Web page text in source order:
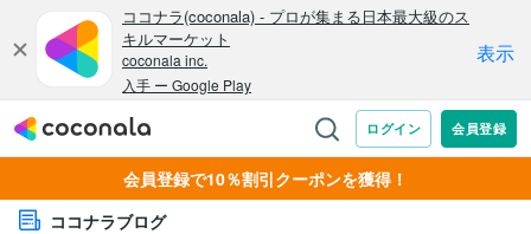
会員登録で10％割引クーポンを獲得！
ココナラブログ